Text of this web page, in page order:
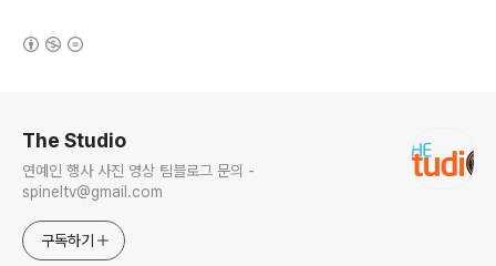
The Studio
연예인 행사 사진 영상 팀블로그 문의 -
spineltv@gmail.com
구독하기